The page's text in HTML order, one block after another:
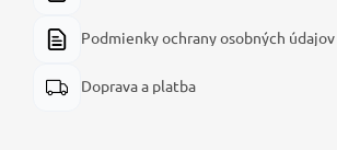
Podmienky ochrany osobných údajov
Doprava a platba